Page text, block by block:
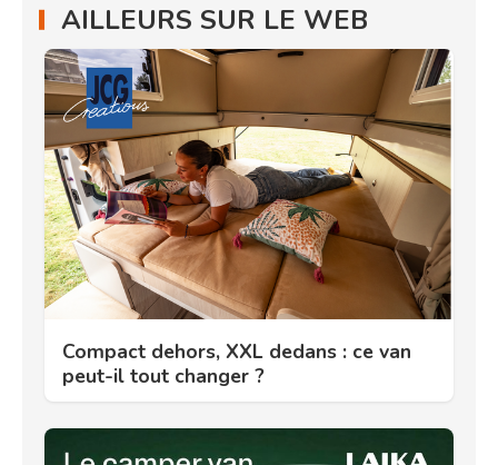
AILLEURS SUR LE WEB
Compact dehors, XXL dedans : ce van
peut-il tout changer ?